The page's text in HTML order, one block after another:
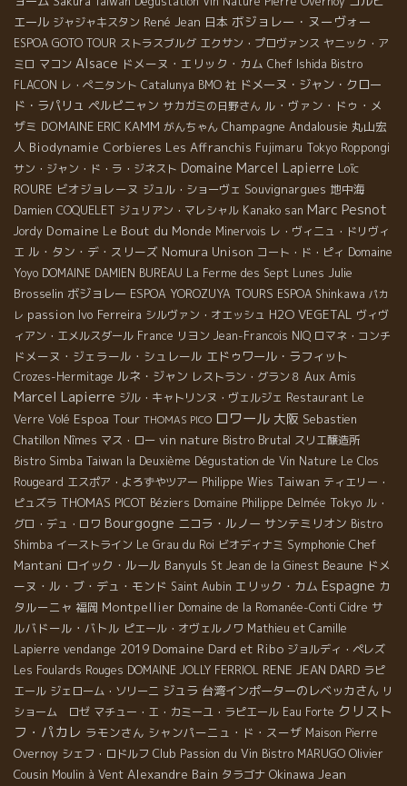
エール ジャジャキスタン René Jean 日本 ボジョレー・ヌーヴォー
ESPOA GOTO TOUR ストラスブルグ エクサン・プロヴァンス ヤニック・ア
ミロ マコン Alsace ドメーヌ・エリック・カム Chef Ishida Bistro
FLACON レ・ぺニタント Catalunya BMO 社 ドメーヌ・ジャン・クロー
ド・ラパリュ ペルピニャン サカガミの日野さん ル・ヴァン・ドゥ・メ
ザミ DOMAINE ERIC KAMM がんちゃん Champagne Andalousie 丸山宏
人 Biodynamie Corbieres Les Affranchis Fujimaru Tokyo Roppongi
サン・ジャン・ド・ラ・ジネスト Domaine Marcel Lapierre Loïc
ROURE ビオジョレーヌ ジュル・ショーヴェ Souvignargues 地中海
Damien COQUELET ジュリアン・マレシャル Kanako san Marc Pesnot
Jordy Domaine Le Bout du Monde Minervois レ・ヴィニュ・ドリヴィ
エ ル・タン・デ・スリーズ Nomura Unison コート・ド・ピィ Domaine
Yoyo DOMAINE DAMIEN BUREAU La Ferme des Sept Lunes Julie
Brosselin ボジョレー ESPOA YOROZUYA TOURS ESPOA Shinkawa パカ
レ passion Ivo Ferreira シルヴァン・オエッシュ H2O VEGETAL ヴィヴ
ィアン・エメルスダール France リヨン Jean-Francois NIQ ロマネ・コンチ
ドメーヌ・ジェラール・シュレール エドゥワール・ラフィット
Crozes-Hermitage ルネ・ジャン レストラン・グラン８ Aux Amis
Marcel Lapierre ジル・キャトリンヌ・ヴェルジェ Restaurant Le
Verre Volé Espoa Tour THOMAS PICO ロワール 大阪 Sebastien
Chatillon Nîmes マス・ロー vin nature Bistro Brutal スリエ醸造所
Bistro Simba Taiwan la Deuxième Dégustation de Vin Nature Le Clos
Rougeard エスポア・よろずやツアー Philippe Wies Taiwan ティエリー・
ピュズラ THOMAS PICOT Béziers Domaine Philippe Delmée Tokyo ル・
グロ・デュ・ロワ Bourgogne ニコラ・ルノー サンテミリオン Bistro
Shimba イーストライン Le Grau du Roi ビオディナミ Symphonie Chef
Mantani ロイック・ルール Banyuls St Jean de la Ginest Beaune ドメ
ーヌ・ル・ブ・デュ・モンド Saint Aubin エリック・カム Espagne カ
タルーニャ 福岡 Montpellier Domaine de la Romanée-Conti Cidre サ
ルバドール・バトル ピエール・オヴェルノワ Mathieu et Camille
Lapierre vendange 2019 Domaine Dard et Ribo ジョルディ・ペレズ
Les Foulards Rouges DOMAINE JOLLY FERRIOL RENE JEAN DARD ラピ
エール ジェローム・ソリーニ ジュラ 台湾インポーターのレベッカさん リ
ショーム ロゼ マチュー・エ・カミーユ・ラピエール Eau Forte クリスト
フ・パカレ ラモンさん シャンパーニュ・ド・スーザ Maison Pierre
Overnoy シェフ・ロドルフ Club Passion du Vin Bistro MARUGO Olivier
Cousin Moulin à Vent Alexandre Bain タラゴナ Okinawa Jean